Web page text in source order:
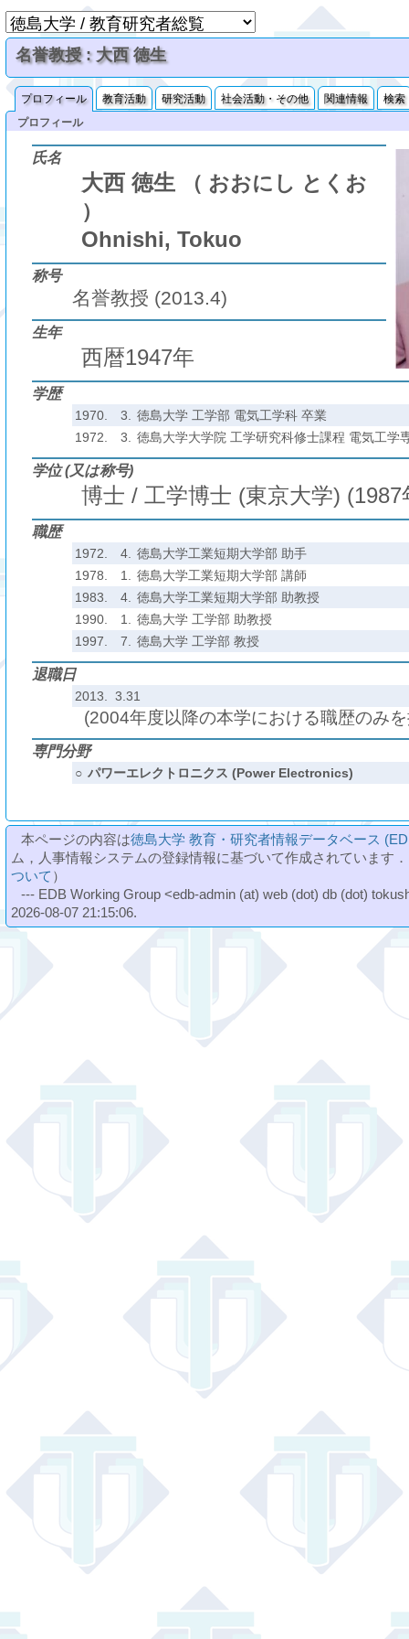
名誉教授 : 大西 徳生
プロフィール 教育活動 研究活動 社会活動・その他 関連情報
検索
プロフィール
氏名
大西 徳生
（ おおにし とくお
）
Ohnishi, Tokuo
称号
名誉教授 (2013.4)
生年
西暦1947年
学歴
1970. 3.
徳島大学 工学部 電気工学科 卒業
1972.
3. 徳島大学大学院 工学研究科修士課程 電気工学
学位 (又は称号)
博士 / 工学博士 (東京大学) (1987
職歴
1972. 4.
徳島大学工業短期大学部 助手
1978.
1.
徳島大学工業短期大学部 講師
1983.
4.
徳島大学工業短期大学部 助教授
1990.
1.
徳島大学 工学部 助教授
1997.
7. 徳島大学 工学部 教授
退職日
2013. 3.31
(2004年度以降の本学における職歴のみ
専門分野
○ パワーエレクトロニクス (Power Electronics)
本ページの内容は徳島大学 教育・研究者情報データベース
ム，人事情報システムの登録情報に基づいて作成されています
ついて ）
--- EDB Working Group <edb-admin (at) web (dot) db (dot)
2026-08-07 21:15:06.